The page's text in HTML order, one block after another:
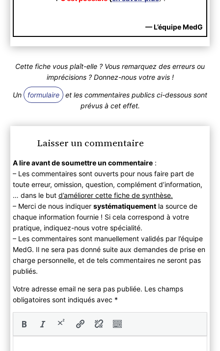
— L’équipe MedG
Cette fiche vous plaît-elle ? Vous remarquez des erreurs ou
imprécisions ? Donnez-nous votre avis !
Un formulaire
et les commentaires publics ci-dessous sont
prévus à cet effet.
Laisser un commentaire
A lire avant de soumettre un commentaire:
– Les commentaires sont ouverts pour nous faire part de
toute erreur, omission, question, complément d’information,
… dans le but d’améliorer cette fiche de synthèse.
– Merci de nous indiquer systématiquementla source de
chaque information fournie ! Si cela correspond à votre
pratique, indiquez-nous votre spécialité.
– Les commentaires sont manuellement validés par l’équipe
MedG. Il ne sera pas donné suite aux demandes de prise en
charge personnelle, et de tels commentaires ne seront pas
publiés.
Votre adresse email ne sera pas publiée. Les champs
obligatoires sont indiqués avec *